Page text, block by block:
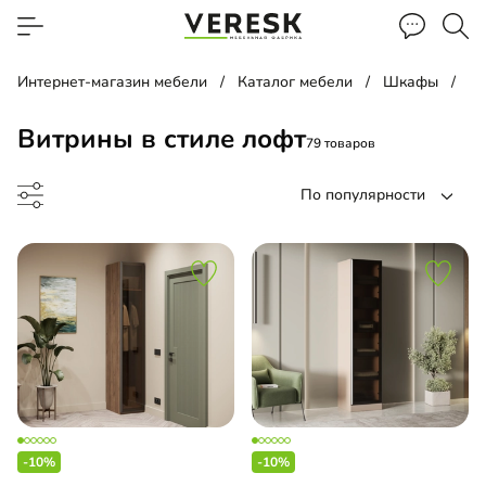
Интернет-магазин мебели Каталог мебели Шкафы
Витрины в стиле лофт79 товаров
По популярности
шкаф
-10% -10%